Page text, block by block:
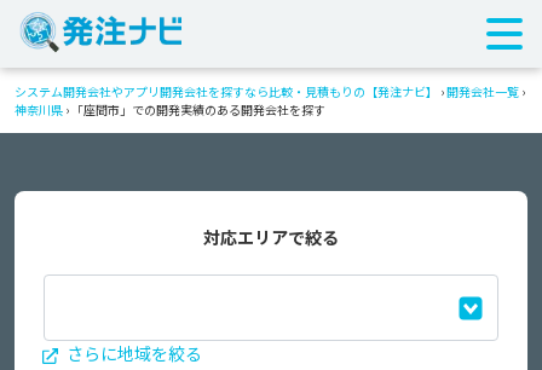
システム開発会社やアプリ開発会社を探すなら比較・見積もりの【発注ナビ】 ›開発会社一覧 ›
神奈川県 › 「座間市」での開発実績のある開発会社を探す
対応エリアで絞る
さらに地域を絞る